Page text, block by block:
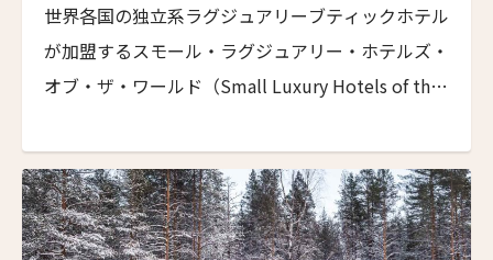
世界各国の独立系ラグジュアリーブティックホテル
が加盟するスモール・ラグジュアリー・ホテルズ・
オブ・ザ・ワールド（Small Luxury Hotels of the